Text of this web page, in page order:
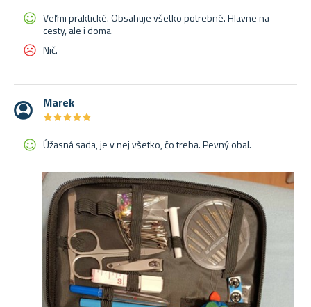
Veľmi praktické. Obsahuje všetko potrebné. Hlavne na
cesty, ale i doma.
Nič.
Marek
★★★★★
★★★★★
Úžasná sada, je v nej všetko, čo treba. Pevný obal.